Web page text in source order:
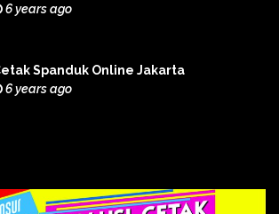
6 years ago
Spanduk Online Jakarta
6 years ago